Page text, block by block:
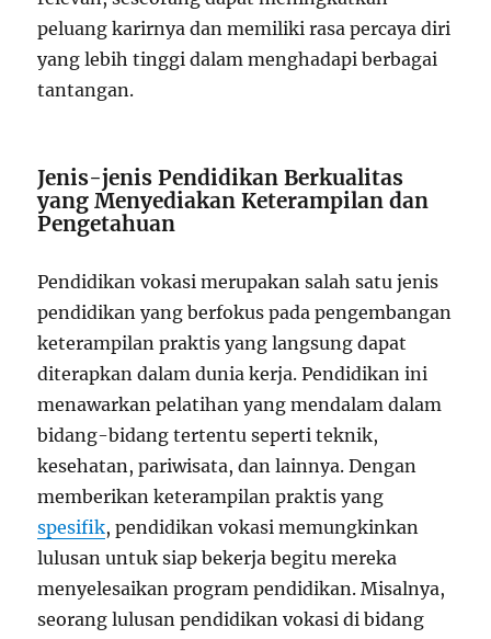
peluang karirnya dan memiliki rasa percaya diri
yang lebih tinggi dalam menghadapi berbagai
tantangan.
Jenis-jenis Pendidikan Berkualitas
yang Menyediakan Keterampilan dan
Pengetahuan
Pendidikan vokasi merupakan salah satu jenis
pendidikan yang berfokus pada pengembangan
keterampilan praktis yang langsung dapat
diterapkan dalam dunia kerja. Pendidikan ini
menawarkan pelatihan yang mendalam dalam
bidang-bidang tertentu seperti teknik,
kesehatan, pariwisata, dan lainnya. Dengan
memberikan keterampilan praktis yang
spesifik, pendidikan vokasi memungkinkan
lulusan untuk siap bekerja begitu mereka
menyelesaikan program pendidikan. Misalnya,
seorang lulusan pendidikan vokasi di bidang